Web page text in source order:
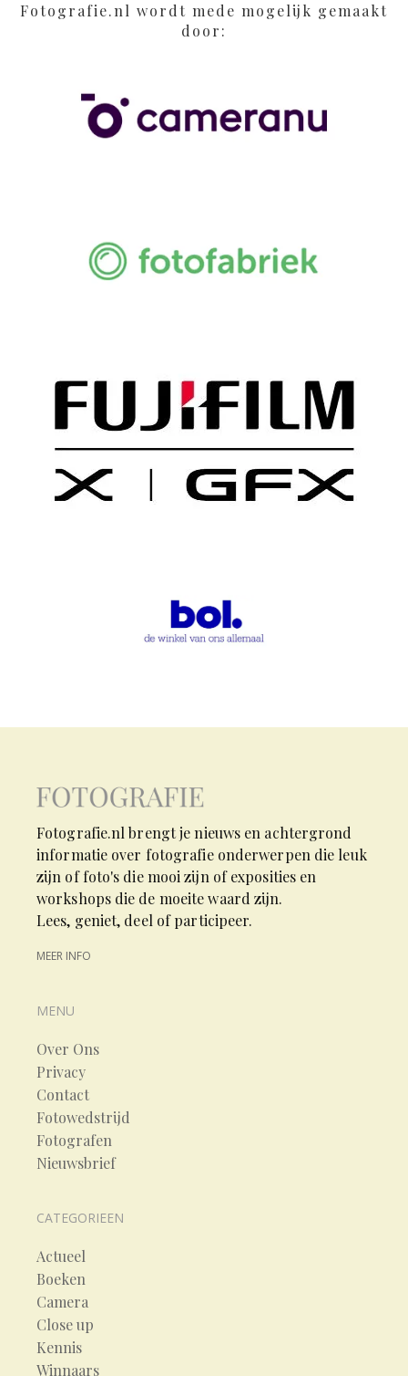
Fotografie.nl wordt mede mogelijk gemaakt
door:
Fotografie.nl brengt je nieuws en achtergrond
informatie over fotografie onderwerpen die leuk
zijn of foto's die mooi zijn of exposities en
workshops die de moeite waard zijn.
Lees, geniet, deel of participeer.
MEER INFO
MENU
Over Ons
Privacy
Contact
Fotowedstrijd
Fotografen
Nieuwsbrief
CATEGORIEEN
Actueel
Boeken
Camera
Close up
Kennis
Winnaars